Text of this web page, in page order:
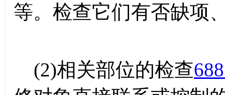
等。检查它们有否缺项
(2)相关部位的检查